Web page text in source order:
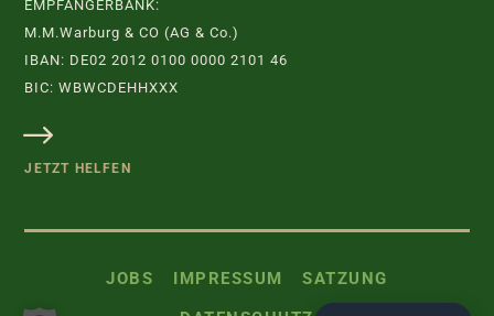
EMPFÄNGERBANK:
M.M.Warburg & CO (AG & Co.)
IBAN: DE02 2012 0100 0000 2101 46
BIC: WBWCDEHHXXX
JETZT HELFEN
JOBS IMPRESSUM
SATZUNG